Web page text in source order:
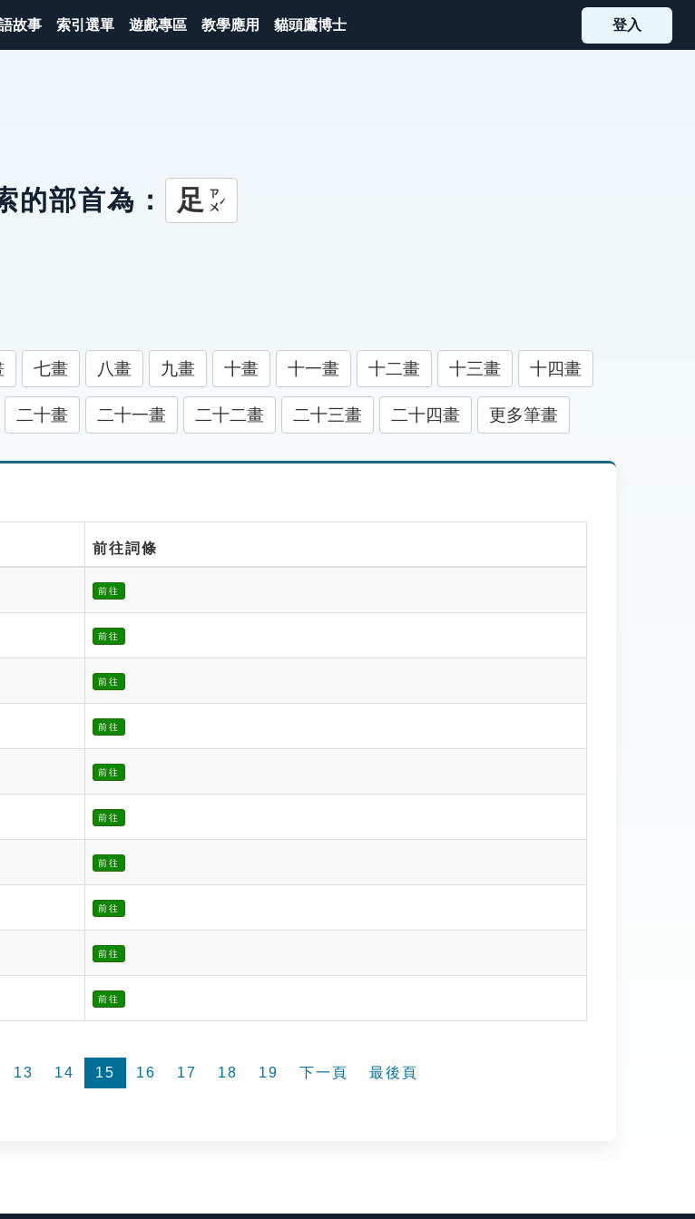
故事 索引選單 遊戲專區 教學應用 貓頭鷹博士 登入
的部首為： 足 ㄗㄨˊ
七畫 八畫 九畫 十畫 十一畫 十二畫 十三畫 十四畫
二十畫 二十一畫 二十二畫 二十三畫 二十四畫 更多筆畫
前往詞條
前往
前往
前往
前往
前往
前往
前往
前往
前往
前往
13 14 15 16 17 18 19 下一頁 最後頁